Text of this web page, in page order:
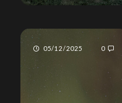
05/12/2025 0